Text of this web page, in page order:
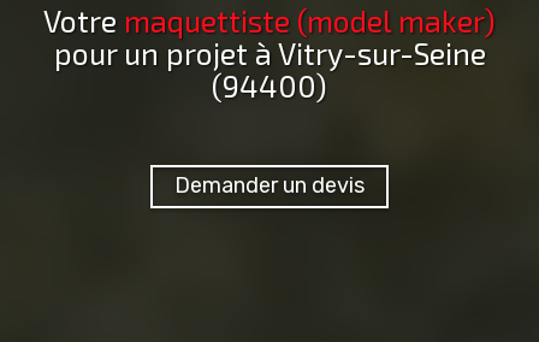
Votre maquettiste (model maker)
pour un projet à Vitry-sur-Seine
(94400)
Demander un devis